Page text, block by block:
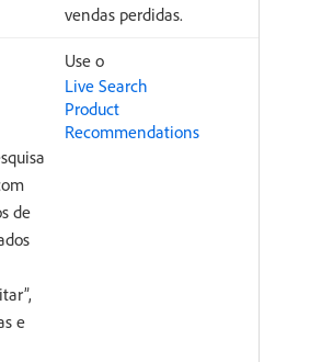
vendas perdidas.
Use o
Live Search
Product
Recommendations
de
e